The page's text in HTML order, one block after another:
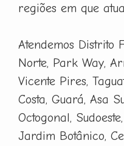
regiões em que
Atendemos Distrito
Norte, Park Way,
Vicente Pires,
Costa, Guará, Asa
Octogonal,
Jardim Botânico,